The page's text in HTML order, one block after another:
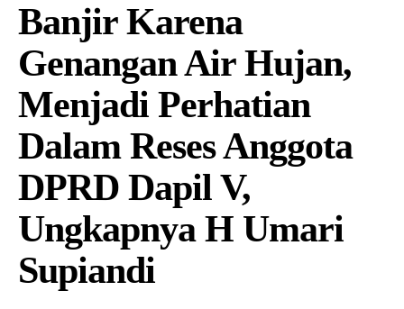
Banjir Karena
Genangan Air Hujan,
Menjadi Perhatian
Dalam Reses Anggota
DPRD Dapil V,
Ungkapnya H Umari
Supiandi